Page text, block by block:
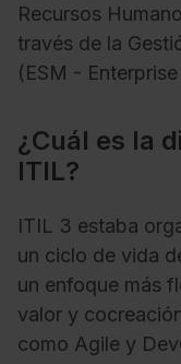
Recursos
través de la
(ESM -
¿Cuál es la
ITIL?
ITIL 3 estaba
un ciclo de vida
un enfoque más
valor y
como Agile y